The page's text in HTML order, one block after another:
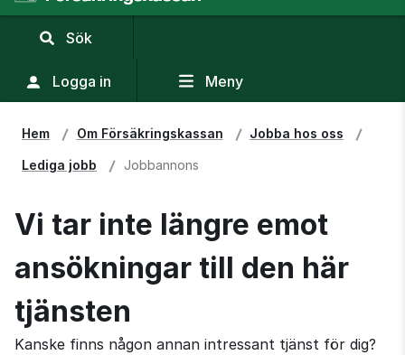
Sök
sökfält
Logga in Meny
Hem Om Försäkringskassan Jobba hos oss
Lediga jobb Jobbannons
Vi tar inte längre emot
ansökningar till den här
tjänsten
Kanske finns någon annan intressant tjänst för dig?